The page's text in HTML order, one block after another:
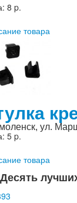
ул.
8 p.
товара
5 p.
товара
Десять